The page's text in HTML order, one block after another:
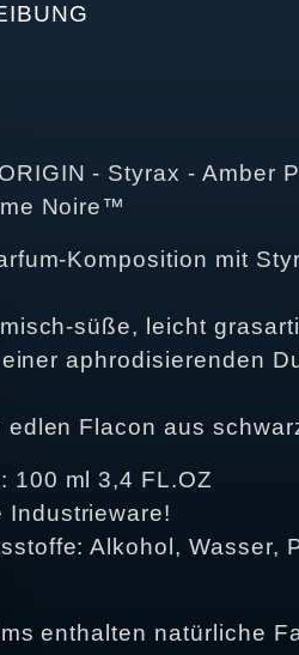
- Styrax - Amber
Noire™
Komposition mit
süße, leicht
aphrodisierenden
edlen Flacon aus
100 ml 3,4 FL.OZ
Industrieware!
Alkohol, Wasser,
enthalten natürliche